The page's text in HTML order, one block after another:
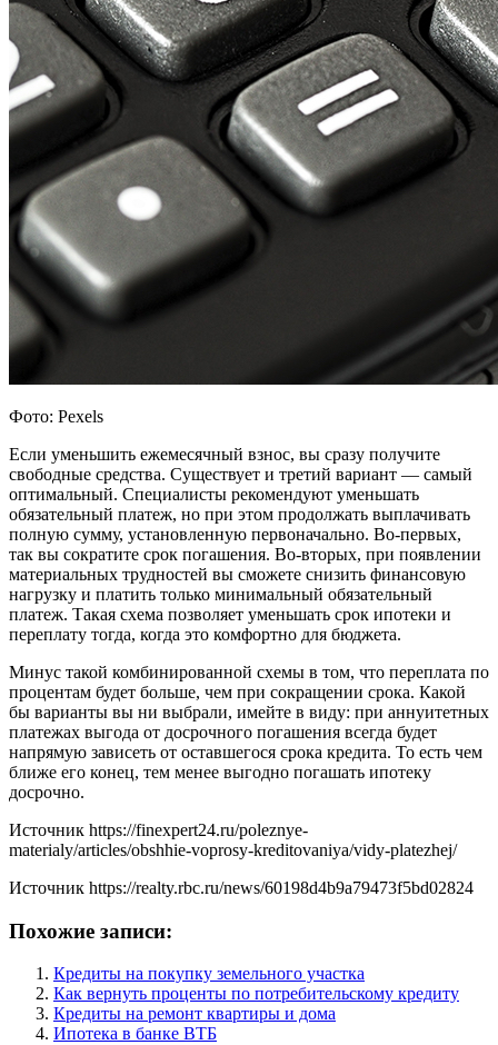
Фото: Pexels
Если уменьшить ежемесячный взнос, вы сразу получите
свободные средства. Существует и третий вариант — самый
оптимальный. Специалисты рекомендуют уменьшать
обязательный платеж, но при этом продолжать выплачивать
полную сумму, установленную первоначально. Во-первых,
так вы сократите срок погашения. Во-вторых, при появлении
материальных трудностей вы сможете снизить финансовую
нагрузку и платить только минимальный обязательный
платеж. Такая схема позволяет уменьшать срок ипотеки и
переплату тогда, когда это комфортно для бюджета.
Минус такой комбинированной схемы в том, что переплата по
процентам будет больше, чем при сокращении срока. Какой
бы варианты вы ни выбрали, имейте в виду: при аннуитетных
платежах выгода от досрочного погашения всегда будет
напрямую зависеть от оставшегося срока кредита. То есть чем
ближе его конец, тем менее выгодно погашать ипотеку
досрочно.
Источник https://finexpert24.ru/poleznye-
materialy/articles/obshhie-voprosy-kreditovaniya/vidy-platezhej/
Источник https://realty.rbc.ru/news/60198d4b9a79473f5bd02824
Похожие записи:
Кредиты на покупку земельного участка
Как вернуть проценты по потребительскому кредиту
Кредиты на ремонт квартиры и дома
Ипотека в банке ВТБ